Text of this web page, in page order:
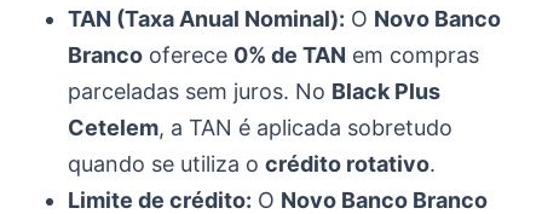
TAN (Taxa Anual Nominal): O Novo Banco
Branco oferece 0% de TAN em compras
parceladas sem juros. No Black Plus
Cetelem, a TAN é aplicada sobretudo
quando se utiliza o crédito rotativo.
Limite de crédito: O Novo Banco Branco